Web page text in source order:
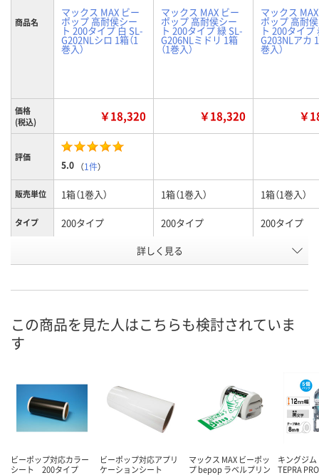
商品名
マックス MAX ビー
ポップ 高耐侯シー
ト 200タイプ 白 SL-
G202NLシロ 1箱（1
巻入）
マックス MAX ビー
ポップ 高耐侯シー
ト 200タイプ 緑 SL-
G206NLミドリ 1箱
（1巻入）
マックス
ポップ 高耐
ト 200タイプ
G203NLアカ 1
巻入）
価格
(税込)
￥18,320 ￥18,320 ￥
評価
5.0 （1件）
販売単位 1箱（1巻入） 1箱（1巻入） 1箱（1巻入）
タイプ 200タイプ 200タイプ 200タイプ
緑
号
お届け日
カゴへ カゴへ カ
詳しく見る
この商品を見た人はこちらも検討されていま
す
ビーポップ対応カラー
シート 200タイプ
ビーポップ対応アプリ
ケーションシート
マックス MAX ビーポッ
プ bepop ラベルプリン
キングジム
TEPRA